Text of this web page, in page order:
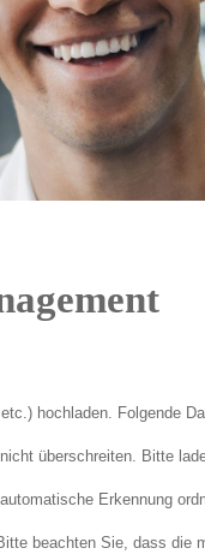
hochladen. Folgende
überschreiten. Bitte
Erkennung
beachten Sie, dass die